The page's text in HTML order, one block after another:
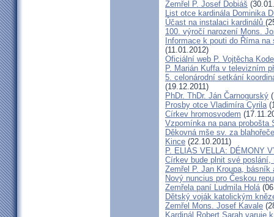
Zemřel P. Josef Dobiáš
List otce kardinála Dominika
Účast na instalaci kardinálů
100. výročí narození Mons.
Informace k pouti do Říma
(11.01.2012)
Oficiální web P. Vojtěcha
P. Marián Kuffa v televizním
5. celonárodní setkání
(19.12.2011)
PhDr. ThDr. Ján Čarnogurský
Prosby otce Vladimíra Cyrila
Církev hromosvodem
Vzpomínka na pana probošta
Děkovná mše sv. za
Kince (22.10.2011)
P. ELIAS VELLA: DÉMONY
Církev bude plnit své
Zemřel P. Jan Kroupa, básník
Nový nuncius pro Českou
Zemřela paní Ludmila Holá
Dětský voják katolickým
Zemřel Mons. Josef Kavale
Kardinál Robert Sarah varuje